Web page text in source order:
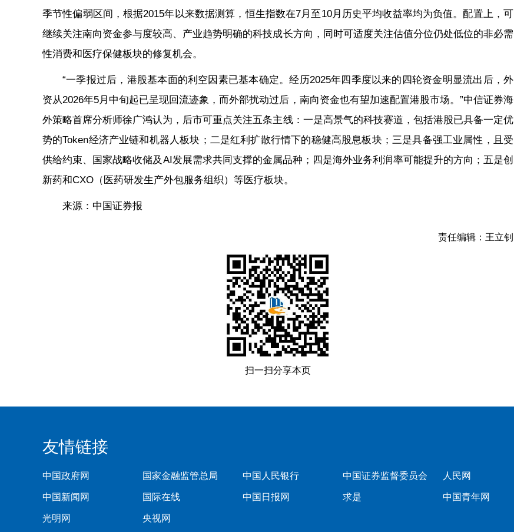
季节性偏弱区间，根据2015年以来数据测算，恒生指数在7月至10月历史平均收益率均为负值。配置上，可
继续关注南向资金参与度较高、产业趋势明确的科技成长方向，同时可适度关注估值分位仍处低位的非必需
性消费和医疗保健板块的修复机会。
“一季报过后，港股基本面的利空因素已基本确定。经历2025年四季度以来的四轮资金明显流出后，外
资从2026年5月中旬起已呈现回流迹象，而外部扰动过后，南向资金也有望加速配置港股市场。”中信证券海
外策略首席分析师徐广鸿认为，后市可重点关注五条主线：一是高景气的科技赛道，包括港股已具备一定优
势的Token经济产业链和机器人板块；二是红利扩散行情下的稳健高股息板块；三是具备强工业属性，且受
供给约束、国家战略收储及AI发展需求共同支撑的金属品种；四是海外业务利润率可能提升的方向；五是创
新药和CXO（医药研发生产外包服务组织）等医疗板块。
来源：中国证券报
责任编辑：王立钊
扫一扫分享本页
友情链接
中国政府网 国家金融监管总局 中国人民银行 中国证券监督委员会 人民网
中国新闻网 国际在线 中国日报网 求是 中国青年网
光明网 央视网